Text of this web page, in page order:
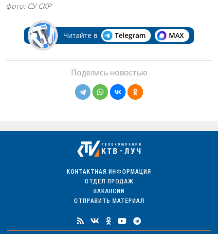
фото: СУ СКР
Читайте в Telegram MAX
Поделись новостью
КОНТАКТНАЯ ИНФОРМАЦИЯ
ОТДЕЛ ПРОДАЖ
ВАКАНСИИ
ОТПРАВИТЬ МАТЕРИАЛ